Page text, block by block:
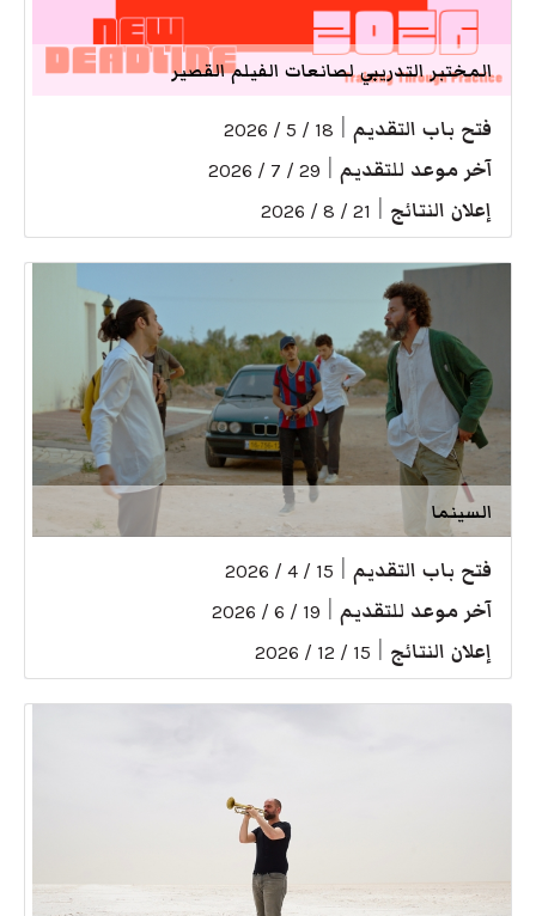
المختبر التدريبي لصانعات الفيلم القصير
فتح باب التقديم 18 / 5 / 2026
آخر موعد للتقديم 29 / 7 / 2026
إعلان النتائج 21 / 8 / 2026
السينما
فتح باب التقديم 15 / 4 / 2026
آخر موعد للتقديم 19 / 6 / 2026
إعلان النتائج 15 / 12 / 2026